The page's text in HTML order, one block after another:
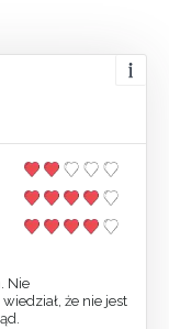
Nie
że nie jest